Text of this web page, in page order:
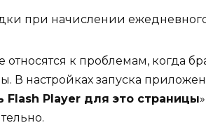
при начислении
относятся к проблемам, когда
В настройках запуска
Flash Player для это страницы